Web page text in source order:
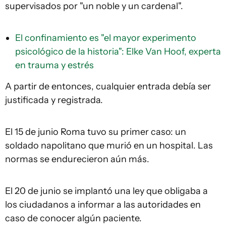
supervisados por "un noble y un cardenal".
El confinamiento es "el mayor experimento
psicológico de la historia": Elke Van Hoof, experta
en trauma y estrés
A partir de entonces, cualquier entrada debía ser
justificada y registrada.
El 15 de junio Roma tuvo su primer caso: un
soldado napolitano que murió en un hospital. Las
normas se endurecieron aún más.
El 20 de junio se implantó una ley que obligaba a
los ciudadanos a informar a las autoridades en
caso de conocer algún paciente.